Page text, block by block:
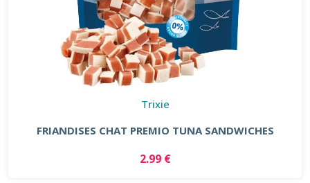
Trixie
FRIANDISES CHAT PREMIO TUNA SANDWICHES
2.99 €